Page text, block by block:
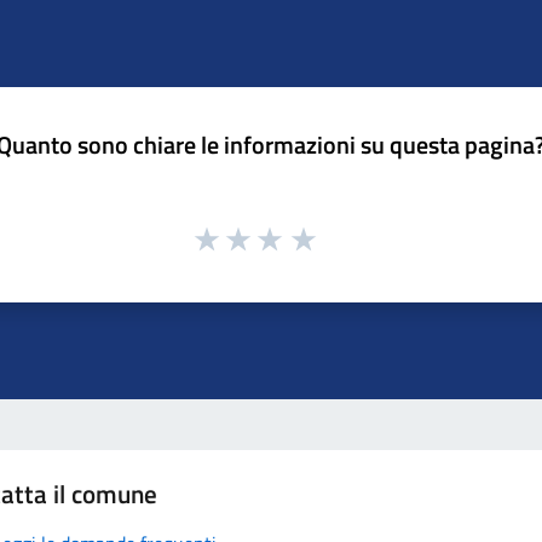
sono chiare le informazioni su questa
il comune